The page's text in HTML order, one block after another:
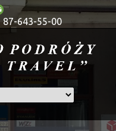
87-643-55-00